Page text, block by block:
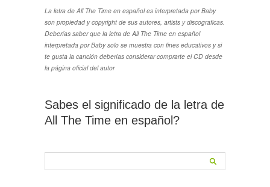
La letra de All The Time en español es interpretada por Baby
son propiedad y copyright de sus autores, artists y discograficas.
Deberías saber que la letra de All The Time en español
interpretada por Baby solo se muestra con fines educativos y si
te gusta la canción deberías considerar comprarte el CD desde
la página oficial del autor
Sabes el significado de la letra de
All The Time en español?